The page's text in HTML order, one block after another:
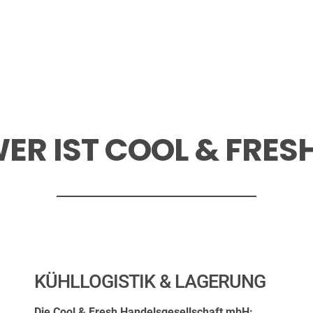
IST COOL &
KÜHLLOGISTIK & LAGERUNG